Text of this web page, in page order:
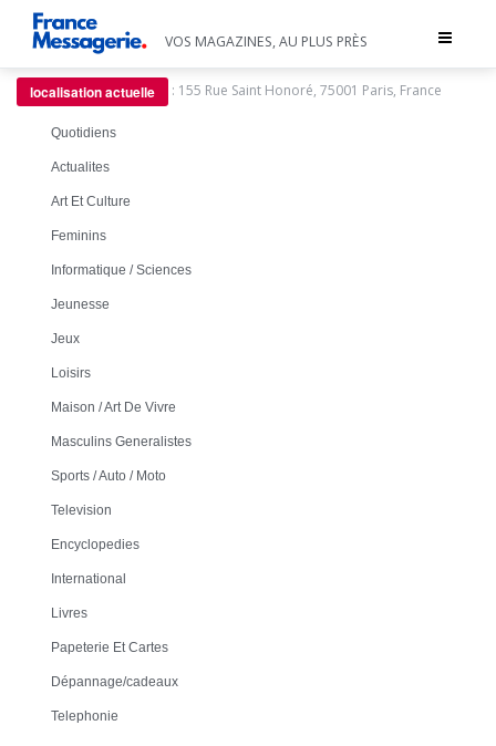
Toggle
VOS MAGAZINES, AU PLUS PRÈS
localisation actuelle : 155 Rue Saint Honoré, 75001 Paris, France
Quotidiens
Actualites
Art Et Culture
Feminins
Informatique / Sciences
Jeunesse
Jeux
Loisirs
Maison / Art De Vivre
Masculins Generalistes
Sports / Auto / Moto
Television
Encyclopedies
International
Livres
Papeterie Et Cartes
Dépannage/cadeaux
Telephonie